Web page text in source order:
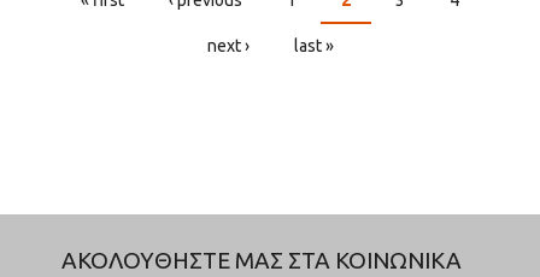
PAGES
next › last »
ΑΚΟΛΟΥΘΗΣΤΕ ΜΑΣ ΣΤΑ ΚΟΙΝΩΝΙΚΑ